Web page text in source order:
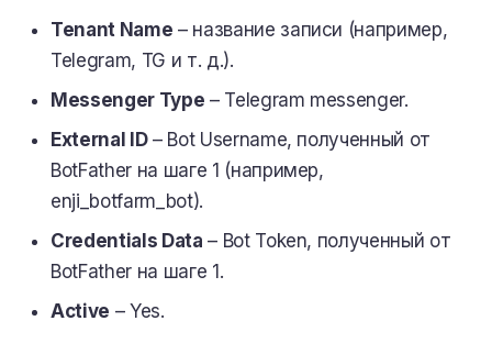
Tenant Name – название записи (например,
Telegram, TG и т. д.).
Messenger Type – Telegram messenger.
External ID– Bot Username, полученный от
BotFather на шаге 1 (например,
enji_botfarm_bot).
Credentials Data – Bot Token, полученный от
BotFather на шаге 1.
Active – Yes.